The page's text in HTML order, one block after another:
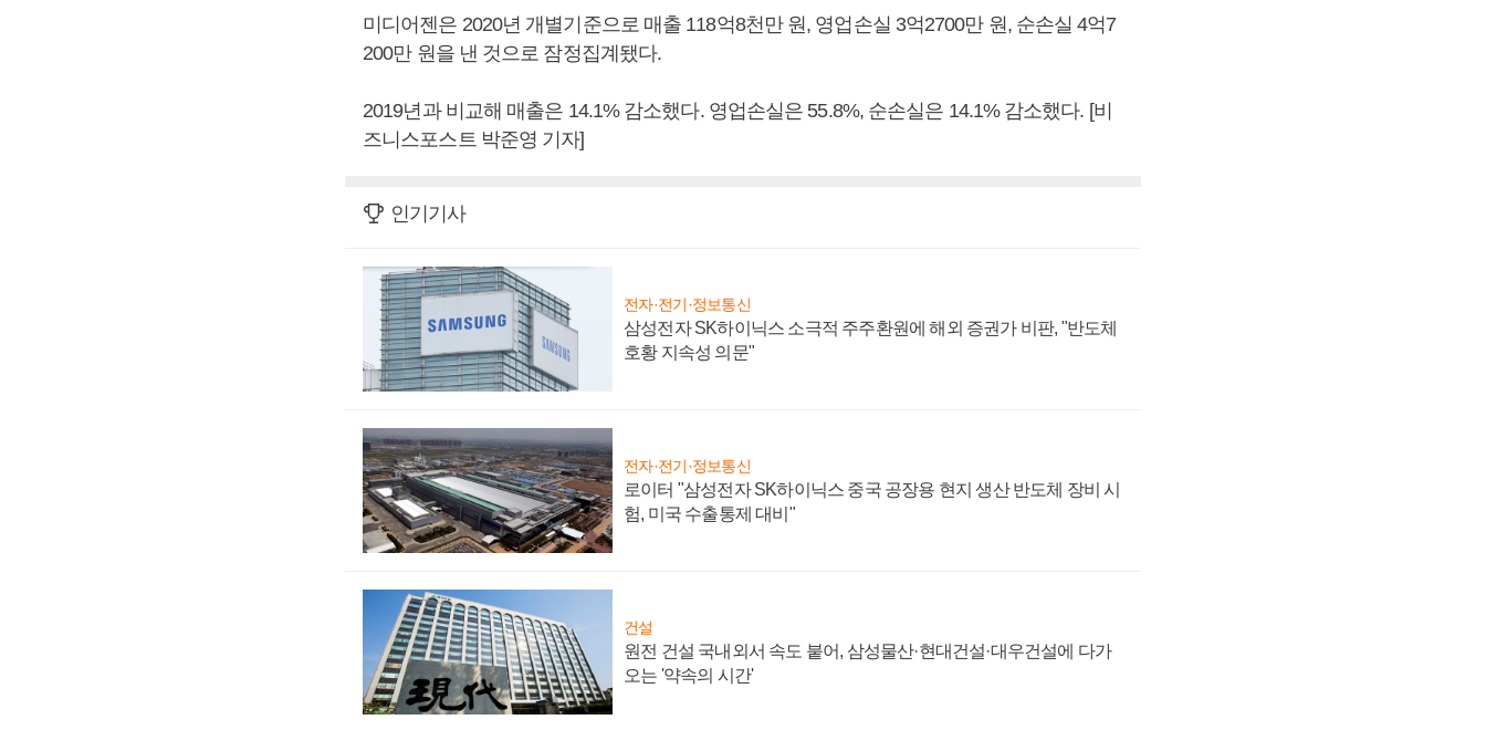
미디어젠은 2020년 개별기준으로 매출 118억8천만 원, 영업손실 3억2700만 원, 순손실 4억7
200만 원을 낸 것으로 잠정집계됐다.
2019년과 비교해 매출은 14.1% 감소했다. 영업손실은 55.8%, 순손실은 14.1% 감소했다. [비
즈니스포스트 박준영 기자]
인기기사
전자·전기·정보통신
삼성전자 SK하이닉스 소극적 주주환원에 해외 증권가 비판, "반도체
호황 지속성 의문"
전자·전기·정보통신
로이터 "삼성전자 SK하이닉스 중국 공장용 현지 생산 반도체 장비 시
험, 미국 수출통제 대비"
건설
원전 건설 국내외서 속도 붙어, 삼성물산·현대건설·대우건설에 다가
오는 '약속의 시간'